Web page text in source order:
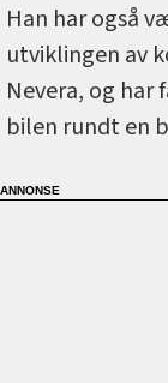
Han har også
utviklingen av
Nevera, og
bilen rundt en